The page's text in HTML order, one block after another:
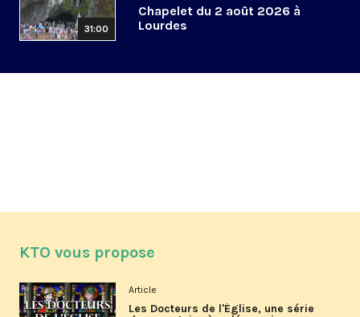
31:00
Chapelet du 2 août 2026 à
Lourdes
KTO vous propose
Article
Les Docteurs de l'Église, une série